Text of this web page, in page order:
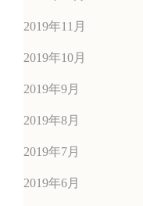
2019年11月
2019年10月
2019年9月
2019年8月
2019年7月
2019年6月